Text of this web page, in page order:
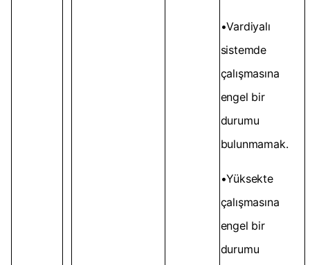
•Vardiyalı
sistemde
çalışmasına
engel bir
durumu
bulunmamak.
•Yüksekte
çalışmasına
engel bir
durumu